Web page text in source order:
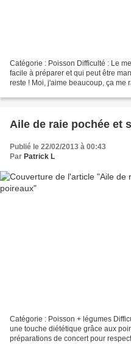
Catégorie : Poisson Difficulté : Le
facile à préparer et qui peut être
reste ! Moi, j'aime beaucoup, ça me
Aile de raie pochée et
Publié le 22/02/2013 à 00:43
Par Patrick L
Catégorie : Poisson + légumes
une touche diététique grâce aux
préparations de concert pour